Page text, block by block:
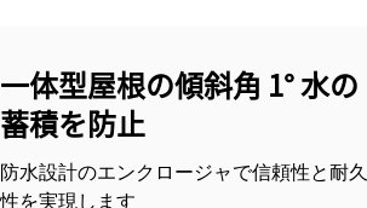
一体型屋根の傾斜角 1° 水の
蓄積を防止
防水設計のエンクロージャで信頼性と耐久
性を実現します